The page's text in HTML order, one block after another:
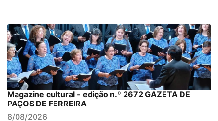
Magazine cultural - edição n.º 2672 GAZETA DE
PAÇOS DE FERREIRA
8/08/2026